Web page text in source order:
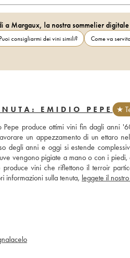
a Margaux, la nostra sommelier digitale
Puoi consigliarmi dei vini simili? Come va
EMIDIO PEPE
★
Pepe produce ottimi vini fin dagli anni
un appezzamento di un ettaro
degli anni e oggi si estende
vengono pigiate a mano o con i
vini che riflettono il terroir
informazioni sulla tenuta, leggete il